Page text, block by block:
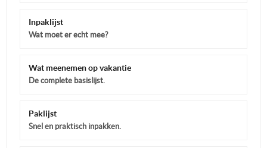
Inpaklijst
Wat moet er echt mee?
Wat meenemen op vakantie
De complete basislijst.
Paklijst
Snel en praktisch inpakken.